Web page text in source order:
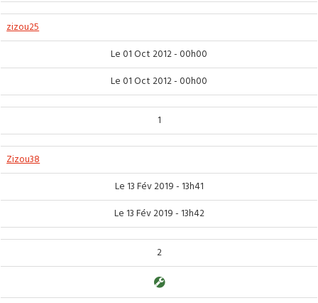
zizou25
Le 01 Oct 2012 - 00h00
Le 01 Oct 2012 - 00h00
1
Zizou38
Le 13 Fév 2019 - 13h41
Le 13 Fév 2019 - 13h42
2